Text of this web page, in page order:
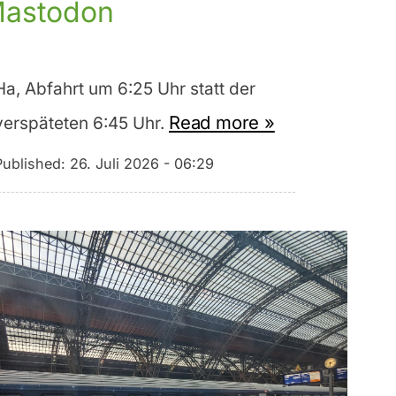
Abfahrt um 6:25 Uhr statt der
6:45 Uhr. Read more »
26. Juli 2026 - 06:29